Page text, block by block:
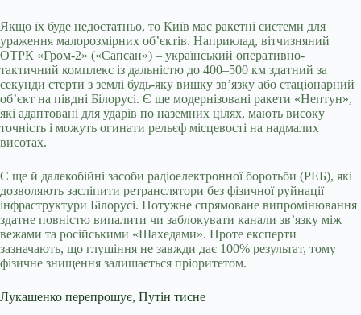
Якщо їх буде недостатньо, то Київ має ракетні системи для
ураження малорозмірних об’єктів. Наприклад, вітчизняний
ОТРК «Гром-2» («Сапсан») – український оперативно-
тактичний комплекс із дальністю до 400–500 км здатний за
секунди стерти з землі будь-яку вишку зв’язку або стаціонарний
об’єкт на півдні Білорусі. Є ще модернізовані ракети «Нептун»,
які адаптовані для ударів по наземних цілях, мають високу
точність і можуть огинати рельєф місцевості на надмалих
висотах.
Є ще й далекобійні засоби радіоелектронної боротьби (РЕБ), які
дозволяють засліпити ретранслятори без фізичної руйнації
інфраструктури Білорусі. Потужне спрямоване випромінювання
здатне повністю випалити чи заблокувати канали зв’язку між
вежами та російськими «Шахедами». Проте експерти
зазначають, що глушіння не завжди дає 100% результат, тому
фізичне знищення залишається пріоритетом.
Лукашенко перепрошує, Путін тисне